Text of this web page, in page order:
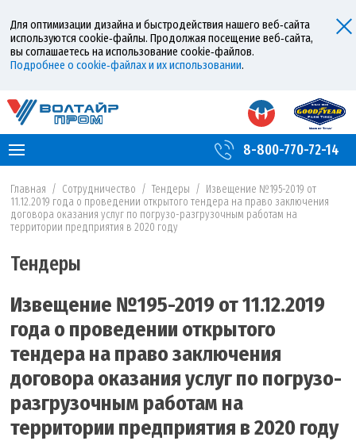
Для оптимизации дизайна и быстродействия нашего веб‑сайта
используются cookie‑файлы. Продолжая посещение веб‑сайта,
вы соглашаетесь на использование cookie‑файлов.
Подробнее о cookie‑файлах и их использовании.
8-800-770-72-14
Главная / Сотрудничество / Тендеры / Извещение №195-2019 от
11.12.2019 года о проведении открытого тендера на право заключения
договора оказания услуг по погрузо-разгрузочным работам на
территории предприятия в 2020 году
Тендеры
Извещение №195-2019 от 11.12.2019
года о проведении открытого
тендера на право заключения
договора оказания услуг по погрузо-
разгрузочным работам на
территории предприятия в 2020 году